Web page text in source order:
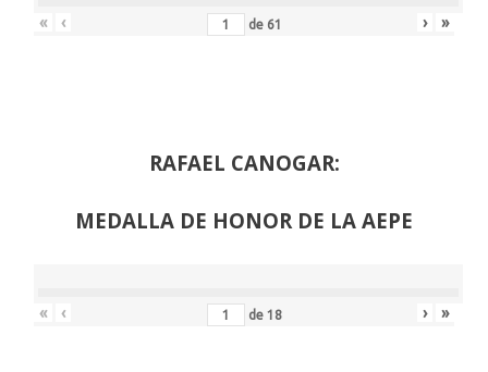
« ‹ de 61 › »
RAFAEL CANOGAR:
MEDALLA DE HONOR DE LA AEPE
« ‹ de 18 › »